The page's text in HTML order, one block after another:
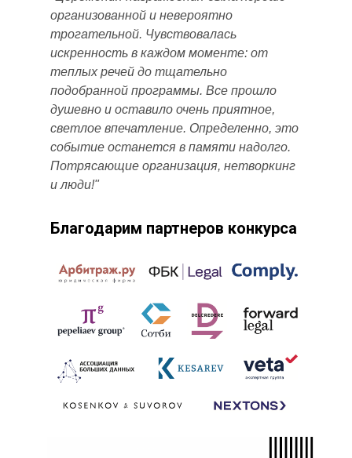
организованной и невероятно
трогательной. Чувствовалась
искренность в каждом моменте: от
теплых речей до тщательно
подобранной программы. Все прошло
душевно и оставило очень приятное,
светлое впечатление. Определенно, это
событие останется в памяти надолго.
Потрясающие организация, нетворкинг
и люди!"
Благодарим партнеров конкурса